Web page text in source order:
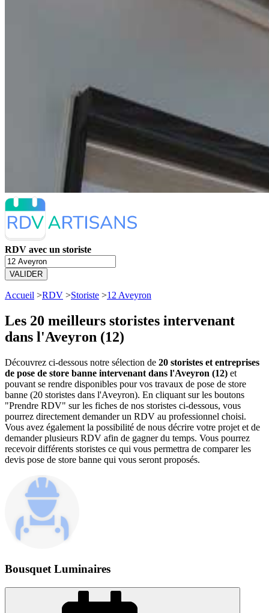
RDV avec un storiste
VALIDER
Accueil >RDV >Storiste >12 Aveyron
Les 20 meilleurs storistes intervenant
dans l'Aveyron (12)
Découvrez ci-dessous notre sélection de 20 storistes et entreprises
de pose de store banne intervenant dans l'Aveyron (12) et
pouvant se rendre disponibles pour vos travaux de pose de store
banne (20 storistes dans l'Aveyron). En cliquant sur les boutons
"Prendre RDV" sur les fiches de nos storistes ci-dessous, vous
pourrez directement demander un RDV au professionnel choisi.
Vous avez également la possibilité de nous décrire votre projet et de
demander plusieurs RDV afin de gagner du temps. Vous pourrez
recevoir différents storistes ce qui vous permettra de comparer les
devis pose de store banne qui vous seront proposés.
Bousquet Luminaires